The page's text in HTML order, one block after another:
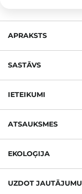
APRAKSTS
SASTĀVS
IETEIKUMI
ATSAUKSMES
EKOLOĢIJA
UZDOT JAUTĀJUMU